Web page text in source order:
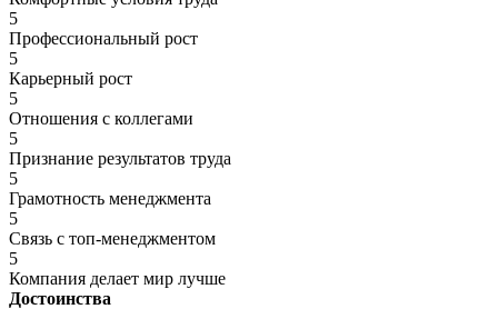
5
Профессиональный рост
5
Карьерный рост
5
Отношения с коллегами
5
Признание результатов труда
5
Грамотность менеджмента
5
Связь с топ-менеджментом
5
Компания делает мир лучше
Достоинства